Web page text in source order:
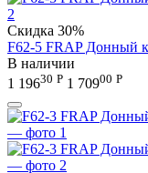
Скидка 30%
F62-5 FRAP Донный
В наличии
1 19630 Р 1 70900 Р